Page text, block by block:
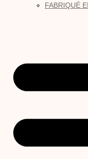
FABRIQUÉ